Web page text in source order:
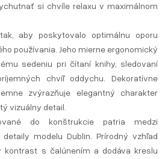
si chvíle relaxu v maximálnom
aby poskytovalo optimálnu oporu
používania. Jeho mierne ergonomický
sedeniu pri čítaní knihy, sledovaní
chvíľ oddychu. Dekoratívne
zvýrazňuje elegantný charakter
vizuálny detail.
do konštrukcie patria medzi
modelu Dublin. Prírodný vzhľad
s čalúnením a dodáva kreslu